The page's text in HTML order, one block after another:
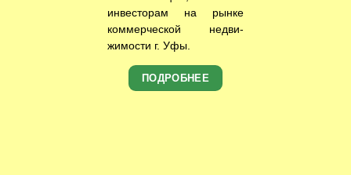
инвесторам на рынке
коммерческой недви­
жимости г. Уфы.
ПОДРОБНЕЕ